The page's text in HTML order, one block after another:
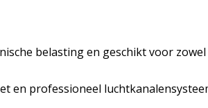
belasting en geschikt voor
en professioneel